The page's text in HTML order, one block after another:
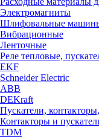
Электромагниты
Шлифовальные
Вибрационные
Ленточные
Реле тепловые,
EKF
Schneider Electric
ABB
DEKraft
Пускатели,
Контакторы и
TDM